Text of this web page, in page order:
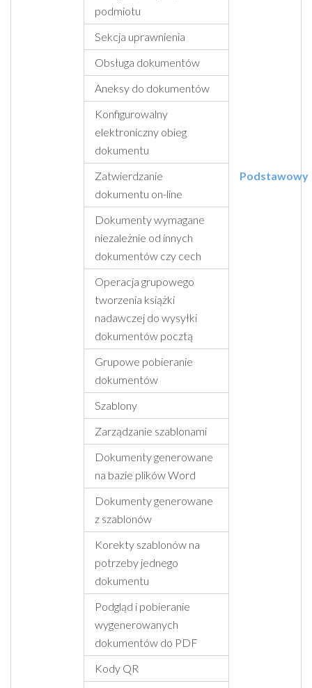
Podstawowy
podmiotu
Sekcja uprawnienia
Obsługa dokumentów
Aneksy do dokumentów
Konfigurowalny
elektroniczny obieg
dokumentu
Zatwierdzanie
dokumentu on-line
Dokumenty wymagane
niezależnie od innych
dokumentów czy cech
Operacja grupowego
tworzenia książki
nadawczej do wysyłki
dokumentów pocztą
Grupowe pobieranie
dokumentów
Szablony
Zarządzanie szablonami
Dokumenty generowane
na bazie plików Word
Dokumenty generowane
z szablonów
Korekty szablonów na
potrzeby jednego
dokumentu
Podgląd i pobieranie
wygenerowanych
dokumentów do PDF
Kody QR